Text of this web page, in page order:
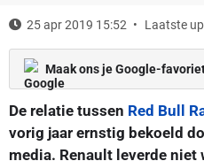
25 apr 2019 15:52 Laatste
Maak ons je Google-
De relatie tussen Red Bull
vorig jaar ernstig bekoeld
media. Renault leverde niet